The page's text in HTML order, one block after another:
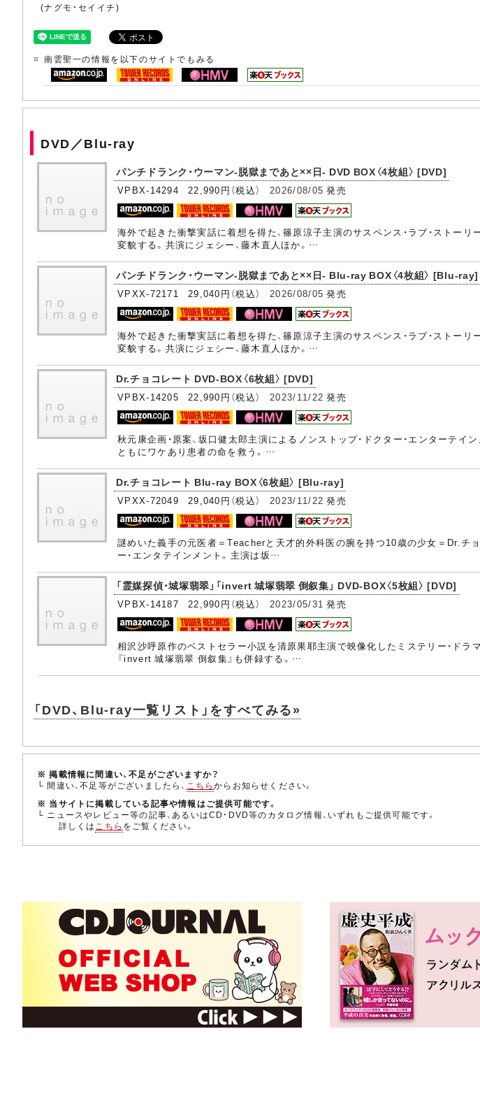
(ナグモ・セイイチ)
南雲聖一の情報を以下のサイトでもみる
DVD／Blu-ray
パンチドランク・ウーマン-脱獄まであと××日- DVD BOX〈4枚組〉 [DVD]
VPBX-14294 22,990円（税込）2026/08/05 発売
海外で起きた衝撃実話に着想を得た、篠原涼子主演のサスペンス・ラブ・ストー
変貌する。共演にジェシー、藤木直人ほか。…
パンチドランク・ウーマン-脱獄まであと××日- Blu-ray BOX〈4枚組〉 [Blu-ray]
VPXX-72171 29,040円（税込）2026/08/05 発売
海外で起きた衝撃実話に着想を得た、篠原涼子主演のサスペンス・ラブ・ストー
変貌する。共演にジェシー、藤木直人ほか。…
Dr.チョコレート DVD-BOX〈6枚組〉 [DVD]
VPBX-14205 22,990円（税込）2023/11/22 発売
秋元康企画・原案、坂口健太郎主演によるノンストップ・ドクター・エンターテ
ともにワケあり患者の命を救う。…
Dr.チョコレート Blu-ray BOX〈6枚組〉 [Blu-ray]
VPXX-72049 29,040円（税込）2023/11/22 発売
謎めいた義手の元医者＝Teacherと天才的外科医の腕を持つ10歳の少女＝Dr.チ
ー・エンタテインメント。主演は坂…
「霊媒探偵・城塚翡翠」「invert 城塚翡翠 倒叙集」 DVD-BOX〈5枚組〉 [DVD]
VPBX-14187 22,990円（税込）2023/05/31 発売
相沢沙呼原作のベストセラー小説を清原果耶主演で映像化したミステリー・ド
『invert 城塚翡翠 倒叙集』も併録する。…
「DVD、Blu-ray一覧リスト」をすべてみる»
※ 掲載情報に間違い、不足がございますか？
└ 間違い、不足等がございましたら、 こちらからお知らせください。
※ 当サイトに掲載している記事や情報はご提供可能です。
└ ニュースやレビュー等の記事、あるいはCD・DVD等のカタログ情報、いずれもご提供可能です。
詳しくはこちら をご覧ください。